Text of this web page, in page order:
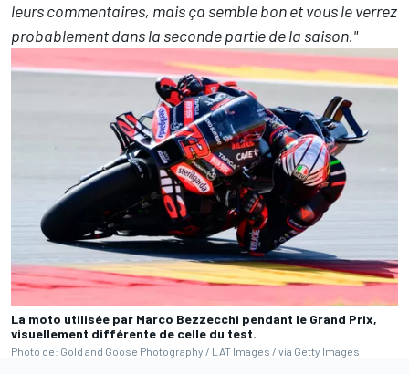
leurs commentaires, mais ça semble bon et vous le verrez
probablement dans la seconde partie de la saison."
La moto utilisée par Marco Bezzecchi pendant le Grand Prix,
visuellement différente de celle du test.
Photo de: Gold and Goose Photography / LAT Images / via Getty Images